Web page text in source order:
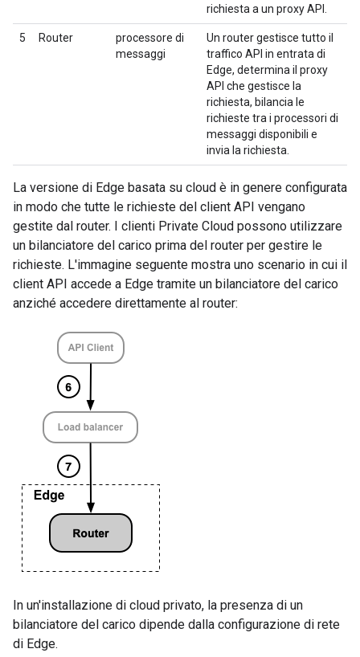
richiesta a un proxy API.
5 Router
processore di
messaggi
Un router gestisce tutto il
traffico API in entrata di
Edge, determina il proxy
API che gestisce la
richiesta, bilancia le
richieste tra i processori di
messaggi disponibili e
invia la richiesta.
La versione di Edge basata su cloud è in genere configurata
in modo che tutte le richieste del client API vengano
gestite dal router. I clienti Private Cloud possono utilizzare
un bilanciatore del carico prima del router per gestire le
richieste. L'immagine seguente mostra uno scenario in cui il
client API accede a Edge tramite un bilanciatore del carico
anziché accedere direttamente al router:
In un'installazione di cloud privato, la presenza di un
bilanciatore del carico dipende dalla configurazione di rete
di Edge.